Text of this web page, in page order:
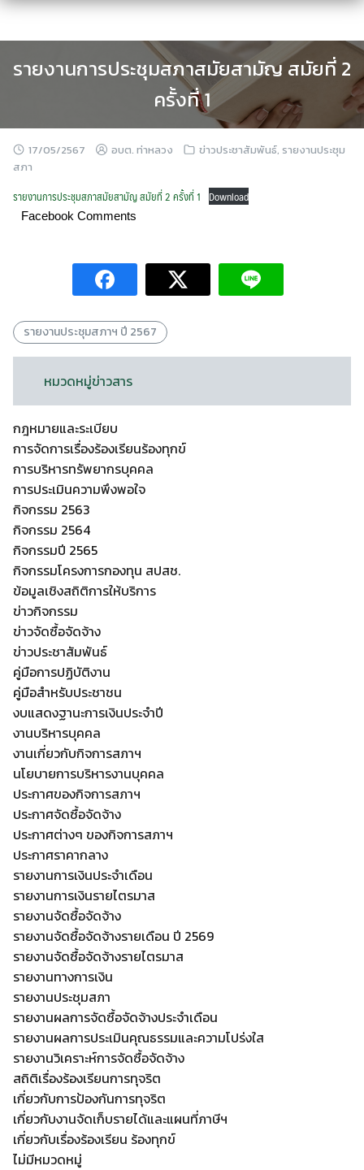
Skip
Search
for:
Search
รายงานการประชุมสภาสมัยสามัญ สมัยที่ 2
ครั้งที่ 1
17/05/2567 อบต. ท่าหลวง ข่าวประชาสัมพันธ์, รายงานประชุม
สภา
รายงานการประชุมสภาสมัยสามัญ สมัยที่ 2 ครั้งที่ 1 Download
Facebook Comments
รายงานประชุมสภาฯ ปี 2567
หมวดหมู่ข่าวสาร
กฎหมายและระเบียบ
การจัดการเรื่องร้องเรียนร้องทุกข์
การบริหารทรัพยากรบุคคล
การประเมินความพึงพอใจ
กิจกรรม 2563
กิจกรรม 2564
กิจกรรมปี 2565
กิจกรรมโครงการกองทุน สปสช.
ข้อมูลเชิงสถิติการให้บริการ
ข่าวกิจกรรม
ข่าวจัดซื้อจัดจ้าง
ข่าวประชาสัมพันธ์
คู่มือการปฏิบัติงาน
คู่มือสำหรับประชาชน
งบแสดงฐานะการเงินประจำปี
งานบริหารบุคคล
งานเกี่ยวกับกิจการสภาฯ
นโยบายการบริหารงานบุคคล
ประกาศของกิจการสภาฯ
ประกาศจัดซื้อจัดจ้าง
ประกาศต่างๆ ของกิจการสภาฯ
ประกาศราคากลาง
รายงานการเงินประจำเดือน
รายงานการเงินรายไตรมาส
รายงานจัดซื้อจัดจ้าง
รายงานจัดซื้อจัดจ้างรายเดือน ปี 2569
รายงานจัดซื้อจัดจ้างรายไตรมาส
รายงานทางการเงิน
รายงานประชุมสภา
รายงานผลการจัดซื้อจัดจ้างประจำเดือน
รายงานผลการประเมินคุณธรรมและความโปร่งใส
รายงานวิเคราะห์การจัดซื้อจัดจ้าง
สถิติเรื่องร้องเรียนการทุจริต
เกี่ยวกับการป้องกันการทุจริต
เกี่ยวกับงานจัดเก็บรายได้และแผนที่ภาษีฯ
เกี่ยวกับเรื่องร้องเรียน ร้องทุกข์
ไม่มีหมวดหมู่